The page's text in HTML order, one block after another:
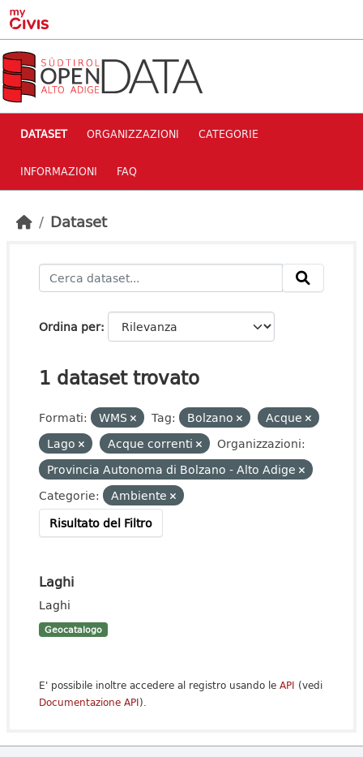
Skip to main content
DATASET ORGANIZZAZIONI CATEGORIE
INFORMAZIONI FAQ
Dataset
Ordina per
1 dataset trovato
Formati: WMS Tag: Bolzano
Acque
Lago
Acque correnti
Organizzazioni:
Provincia Autonoma di Bolzano - Alto Adige
Categorie:
Ambiente
Risultato del Filtro
Laghi
Laghi
Geocatalogo
E' possibile inoltre accedere al registro usando le API (vedi
Documentazione API).